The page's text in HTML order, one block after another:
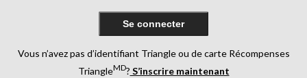
Se connecter
Vous n’avez pas d’identifiant Triangle ou de carte Récompenses
TriangleMD? S’inscrire maintenant